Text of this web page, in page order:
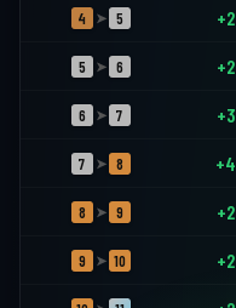
4 ➤ 5 +2
5 ➤ 6 +2
6 ➤ 7 +3
7 ➤ 8 +4
8 ➤ 9 +2
9 ➤ 10 +2